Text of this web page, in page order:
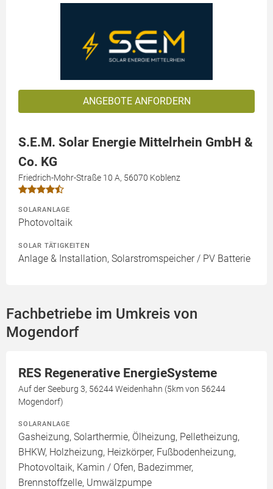
ANGEBOTE ANFORDERN
S.E.M. Solar Energie Mittelrhein GmbH &
Co. KG
Friedrich-Mohr-Straße 10 A, 56070 Koblenz
SOLARANLAGE
Photovoltaik
SOLAR TÄTIGKEITEN
Anlage & Installation, Solarstromspeicher / PV Batterie
Fachbetriebe im Umkreis von
Mogendorf
RES Regenerative EnergieSysteme
Auf der Seeburg 3, 56244 Weidenhahn (5km von 56244
Mogendorf)
SOLARANLAGE
Gasheizung, Solarthermie, Ölheizung, Pelletheizung,
BHKW, Holzheizung, Heizkörper, Fußbodenheizung,
Photovoltaik, Kamin / Ofen, Badezimmer,
Brennstoffzelle, Umwälzpumpe